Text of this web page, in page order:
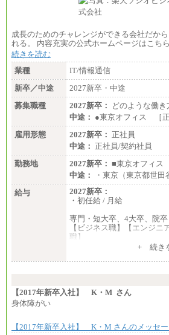
成長のためのチャレンジができる会社だか
れる。 内容充実の公式ホームページはこち
続きを読む
業種
IT/情報通信
新卒／中途
2027新卒・中途
募集職種
2027新卒：
どのような働
中途： ●東京オフィス ［
雇用形態
2027新卒： 正社員
中途： 正社員/契約社員
勤務地
2027新卒： ■東京オフィ
中途：
・東京（東京都世
給与
2027新卒：
・初任給 / 月給
専門・短大卒、4大卒、院卒
【ビジネス職】【エンジ
職】
※試用期間中も給与に変更
②④⑦⑩月給：225,000円～
⑨月給：250,000円～
+ 続き
【2017年新卒入社】 K・M さん
身体障がい
【2017年新卒入社】 K・M さんのメッセ